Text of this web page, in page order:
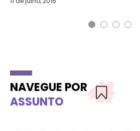
NAVEGUE POR
ASSUNTO